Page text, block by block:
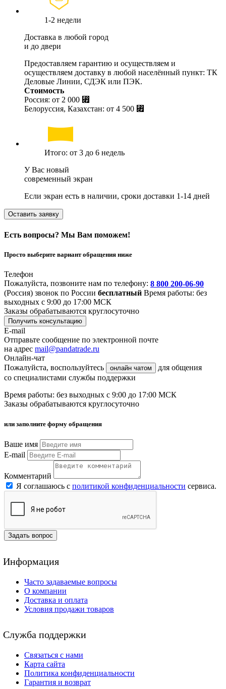
1-2 недели
Доставка в любой город
и до двери
Предоставляем гарантию и осуществляем и
осуществляем доставку в любой населённый пункт: ТК
Деловые Линии, СДЭК или ПЭК.
Стоимость
Россия: от 2 000 ⃏
Белоруссия, Казахстан: от 4 500 ⃏
Итого: от 3 до 6 недель
У Вас новый
современный экран
Если экран есть в наличии, сроки доставки 1-14 дней
Оставить заявку
Есть вопросы? Мы Вам поможем!
Просто выберите вариант обращения ниже
Телефон
Пожалуйста, позвоните нам по телефону: 8 800 200-06-90
(Россия) звонок по России бесплатный Время работы: без
выходных с 9:00 до 17:00 МСК
Заказы обрабатываются круглосуточно
Получить консультацию
E-mail
Отправьте сообщение по электронной почте
на адрес mail@pandatrade.ru
Онлайн-чат
Пожалуйста, воспользуйтесь
онлайн чатом
для общения
со специалистами службы поддержки
Время работы: без выходных с 9:00 до 17:00 МСК
Заказы обрабатываются круглосуточно
или заполните форму обращения
Ваше имя
E-mail
Комментарий
Я соглашаюсь с политикой конфиденциальности сервиса.
Задать вопрос
Информация
Часто задаваемые вопросы
О компании
Доставка и оплата
Условия продажи товаров
Служба поддержки
Связаться с нами
Карта сайта
Политика конфиденциальности
Гарантия и возврат